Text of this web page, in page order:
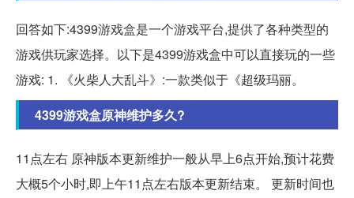
回答如下:4399游戏盒是一个游戏平台,提供了各种类型的
游戏供玩家选择。以下是4399游戏盒中可以直接玩的一些
游戏: 1. 《火柴人大乱斗》:一款类似于《超级玛丽。
4399游戏盒原神维护多久?
11点左右 原神版本更新维护一般从早上6点开始,预计花费
大概5个小时,即上午11点左右版本更新结束。 更新时间也